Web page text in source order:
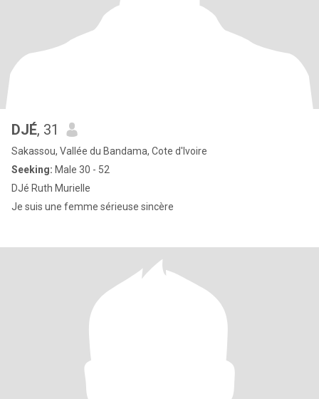
DJÉ, 31
Sakassou, Vallée du Bandama, Cote d'Ivoire
Seeking: Male 30 - 52
DJé Ruth Murielle
Je suis une femme sérieuse sincère